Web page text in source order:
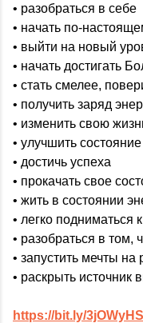
• разобраться в себе
• начать по-
• выйти на новый
• начать достигать
• стать смелее,
• получить заряд
• изменить свою
• улучшить
• достичь успеха
• прокачать свое
• жить в состоянии
• легко подниматься
• разобраться в том,
• запустить мечты
• раскрыть источник
https://bit.ly/3jOWyHS